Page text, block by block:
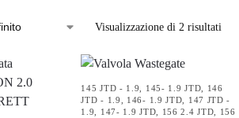
Visualizzazione di 2 risultati
145 JTD - 1.9 145- 1.9 JTD
146
JTD - 1.9
146- 1.9 JTD
147 JTD -
1.9
147- 1.9 JTD 156 2.4 JTD
156